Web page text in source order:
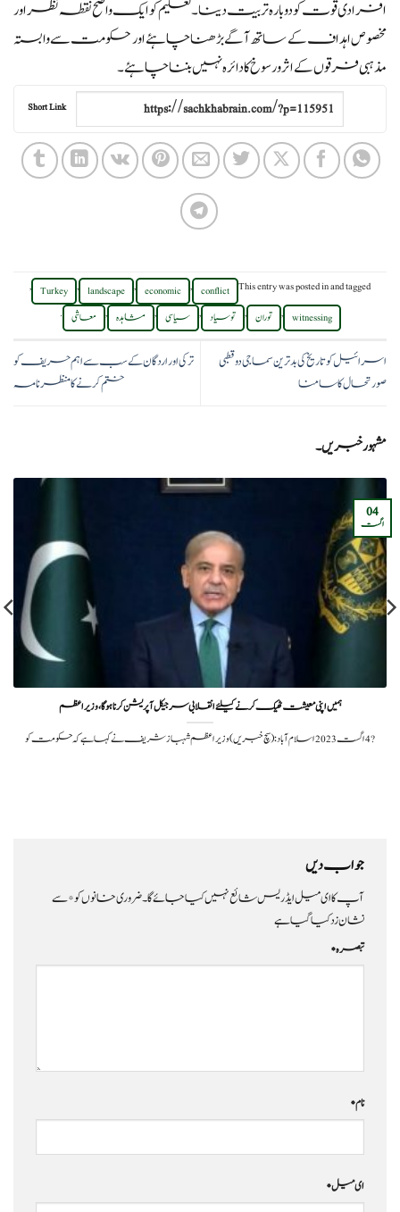
افرادی قوت کو دوبارہ تربیت دینا۔ تعلیم کو ایک واضح نقطہ نظر اور
مخصوص اہداف کے ساتھ آگے بڑھنا چاہئے اور حکومت سے وابستہ
مذہبی فرقوں کے اثر و رسوخ کا دائرہ نہیں بننا چاہئے۔
Short Link
This entry was posted inand tagged
conflict
,
economic
,
landscape
,
Turkey
,
witnessing
, توران , توسیاد , سیاسی , مشاہدہ , معاشی .
اسرائیل کو تاریخ کی بدترین سماجی دو قطبی
صورتحال کا سامنا
ترکی اور اردگان کے سب سے اہم حریف کو
ختم کرنے کا منظرنامہ
مشہور خبریں۔
ہمیں اپنی معیشت ٹھیک کرنے کیلئے انقلابی سرجیکل آپریشن کرنا ہوگا، وزیراعظم
?️ 4 اگست 2023اسلام آباد:(سچ خبریں) وزیراعظم شہباز شریف نے کہا ہے کہ حکومت کو
04
اگست
جواب دیں
آپ کا ای میل ایڈریس شائع نہیں کیا جائے گا۔ضروری خانوں کو*سے
نشان زد کیا گیا ہے
تبصرہ*
نام*
ای میل*